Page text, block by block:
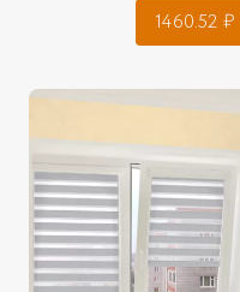
1460.52 ₽